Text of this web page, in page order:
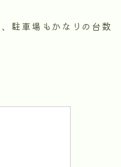
駐車場もかなりの台数